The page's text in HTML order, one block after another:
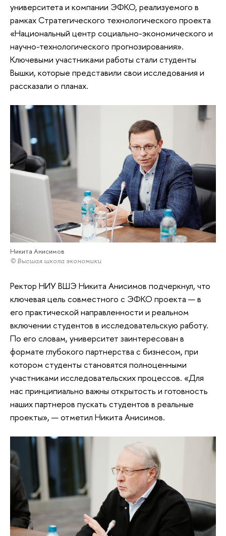
университета и компании ЭФКО, реализуемого в
рамках Стратегического технологического проекта
«Национальный центр социально-экономического и
научно-технологического прогнозирования».
Ключевыми участниками работы стали студенты
Вышки, которые представили свои исследования и
рассказали о планах.
Никита Анисимов
© Высшая школа экономики
Ректор НИУ ВШЭ Никита Анисимов подчеркнул, что
ключевая цель совместного с ЭФКО проекта — в
его практической направленности и реальном
включении студентов в исследовательскую работу.
По его словам, университет заинтересован в
формате глубокого партнерства с бизнесом, при
котором студенты становятся полноценными
участниками исследовательских процессов. «Для
нас принципиально важны открытость и готовность
наших партнеров пускать студентов в реальные
проекты», — отметил Никита Анисимов.